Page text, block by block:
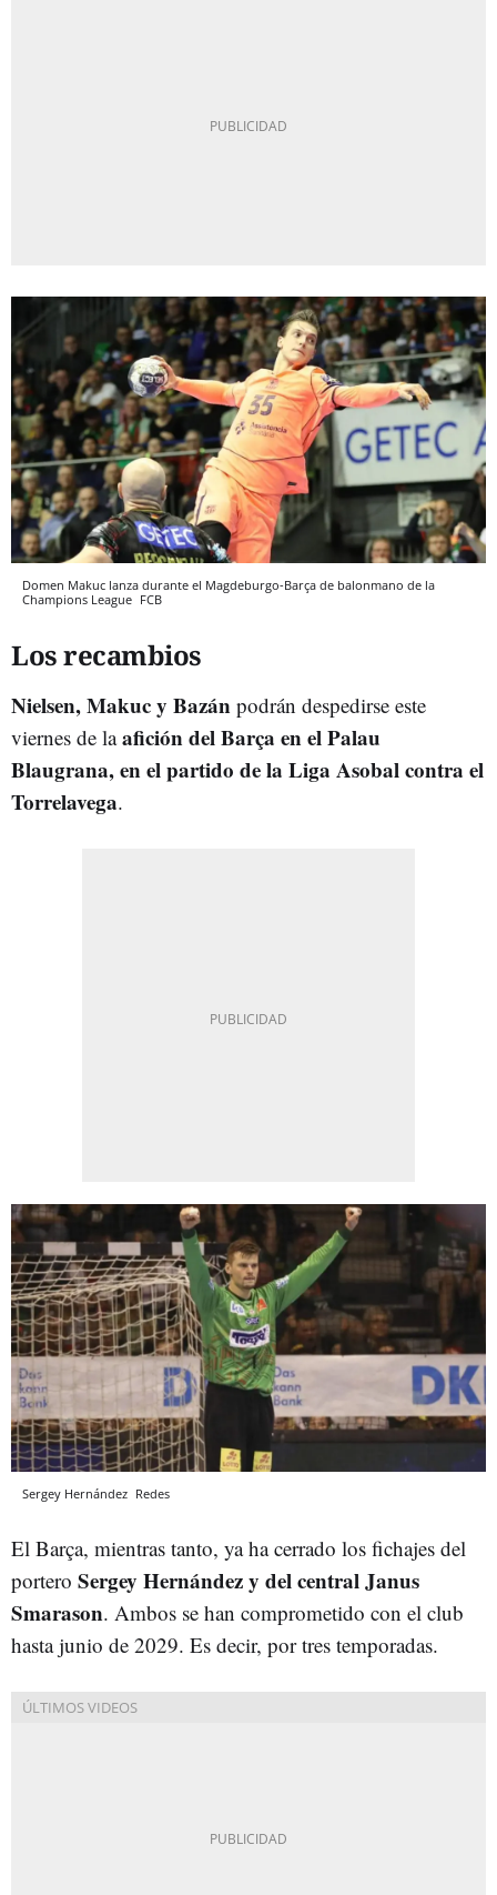
Domen Makuc lanza durante el Magdeburgo-Barça de balonmano de la
Champions League FCB
Los recambios
Nielsen, Makuc y Bazán podrán despedirse este
viernes de laafición del Barça en el Palau
Blaugrana, en el partido de la Liga Asobal contra el
Torrelavega.
Sergey Hernández Redes
El Barça, mientras tanto, ya ha cerrado los fichajes del
portero Sergey Hernández y del central Janus
Smarason. Ambos se han comprometido con el club
hasta junio de 2029. Es decir, por tres temporadas.